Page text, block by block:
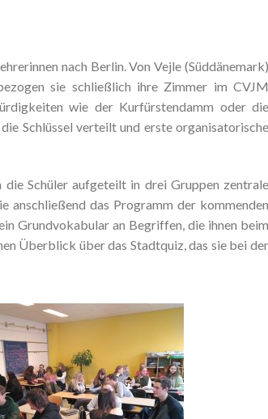
nach Berlin. Von Vejle (Süddänemark)
sie schließlich ihre Zimmer im CVJM
wie der Kurfürstendamm oder die
Schlüssel verteilt und erste organisatorische
Schüler aufgeteilt in drei Gruppen zentrale
anschließend das Programm der kommenden
Grundvokabular an Begriffen, die ihnen beim
Überblick über das Stadtquiz, das sie bei der